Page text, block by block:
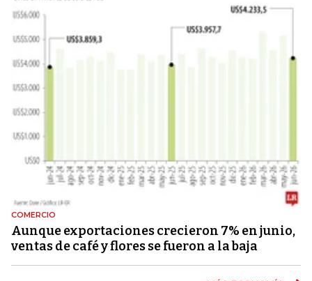
COMERCIO
Aunque exportaciones crecieron 7% en junio,
ventas de café y flores se fueron a la baja